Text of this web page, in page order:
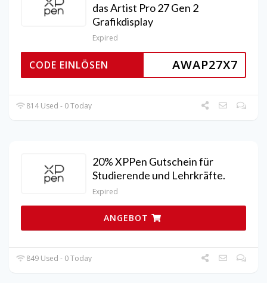
das Artist Pro 27 Gen 2
Grafikdisplay
Expired
AWAP27X7
CODE EINLÖSEN
814 Used - 0 Today
20% XPPen Gutschein für
Studierende und Lehrkräfte.
Expired
ANGEBOT
849 Used - 0 Today